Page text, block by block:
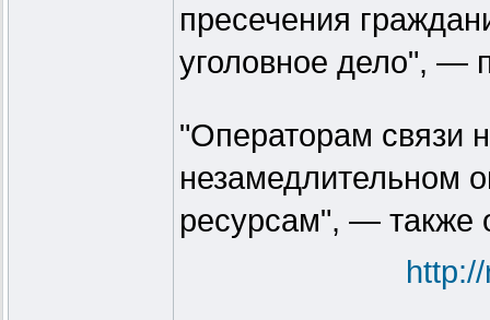
пресечения
уголовное дело", —
"Операторам связи
незамедлительном
ресурсам", — также